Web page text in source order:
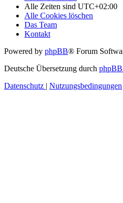
Alle Zeiten sind UTC+02:00
Alle Cookies löschen
Das Team
Kontakt
Powered by phpBB® Forum
Deutsche Übersetzung durch
Datenschutz | Nutzungsbedingungen